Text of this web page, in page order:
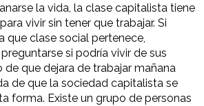
la vida, la clase capitalista tiene
vivir sin tener que trabajar. Si
que clase social pertenece,
si podría vivir de sus
de que dejara de trabajar mañana
de que la sociedad capitalista se
forma. Existe un grupo de personas